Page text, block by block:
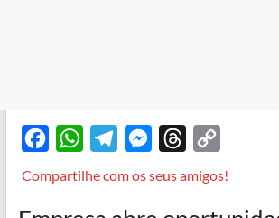
W
M
Compartilhe com os seus amigos!